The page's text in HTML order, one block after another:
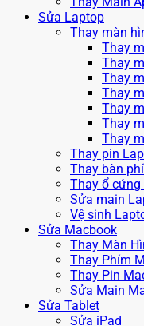
Sửa Laptop
Thay màn
Thay
Thay
Thay
Thay
Thay
Thay
Thay
Thay pin
Thay bàn
Thay ổ
Sửa main
Vệ sinh
Sửa Macbook
Thay Màn
Thay Phím
Thay Pin
Sửa Main
Sửa Tablet
Sửa iPad